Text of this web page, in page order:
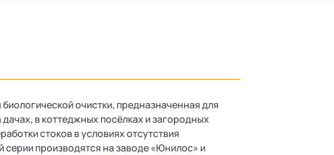
очистки, предназначенная для
в коттеджных посёлках и загородных
стоков в условиях отсутствия
серии производятся на заводе «Юнилос» и